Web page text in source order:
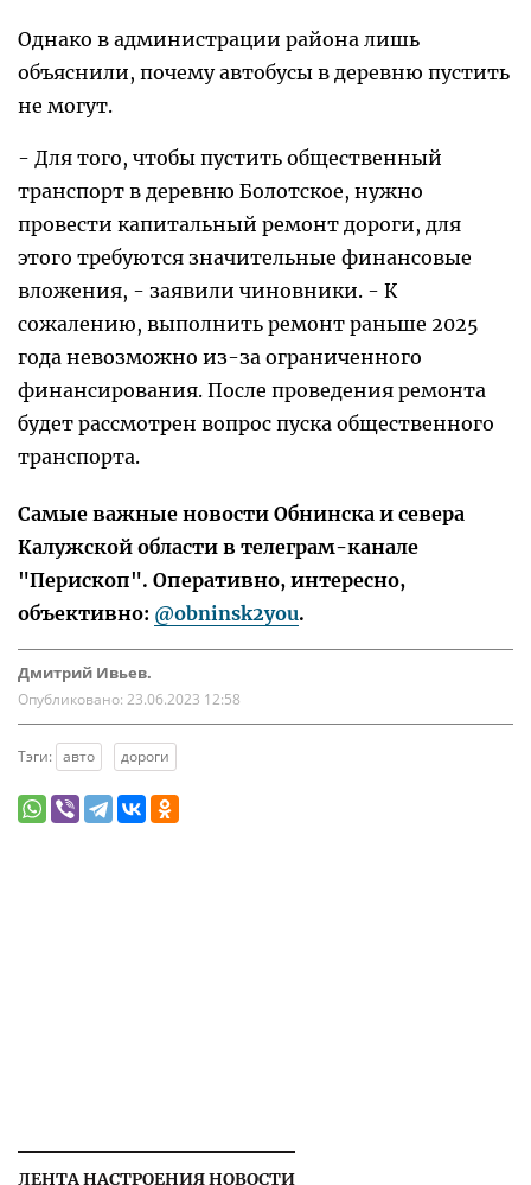
Однако в администрации района лишь
объяснили, почему автобусы в деревню пустить
не могут.
- Для того, чтобы пустить общественный
транспорт в деревню Болотское, нужно
провести капитальный ремонт дороги, для
этого требуются значительные финансовые
вложения, - заявили чиновники. - К
сожалению, выполнить ремонт раньше 2025
года невозможно из-за ограниченного
финансирования. После проведения ремонта
будет рассмотрен вопрос пуска общественного
транспорта.
Самые важные новости Обнинска и севера
Калужской области в телеграм-канале
"Перископ". Оперативно, интересно,
объективно: @obninsk2you.
Дмитрий Ивьев.
Опубликовано: 23.06.2023 12:58
Тэги: авто дороги
ЛЕНТА НАСТРОЕНИЯ НОВОСТИ